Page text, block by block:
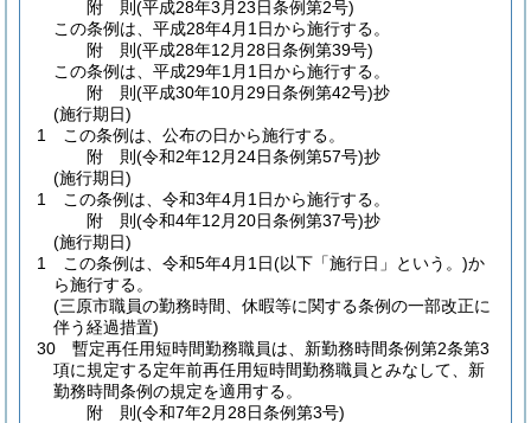
附 則(平成28年3月23日条例第2号)
この条例は、平成28年4月1日から施行する。
附 則(平成28年12月28日条例第39号)
この条例は、平成29年1月1日から施行する。
附 則(平成30年10月29日条例第42号)抄
(施行期日)
1
この条例は、公布の日から施行する。
附 則(令和2年12月24日条例第57号)抄
(施行期日)
1
この条例は、令和3年4月1日から施行する。
附 則(令和4年12月20日条例第37号)抄
(施行期日)
1
この条例は、令和5年4月1日(以下「施行日」という。)か
ら施行する。
(三原市職員の勤務時間、休暇等に関する条例の一部改正に
伴う経過措置)
30
暫定再任用短時間勤務職員は、新勤務時間条例第2条第3
項に規定する定年前再任用短時間勤務職員とみなして、新
勤務時間条例の規定を適用する。
附 則(令和7年2月28日条例第3号)